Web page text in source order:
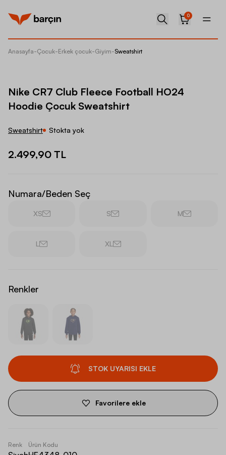
0
Anasayfa-Çocuk-Erkek çocuk-Giyim-Sweatshirt
Nike CR7 Club Fleece Football HO24
Hoodie Çocuk Sweatshirt
Sweatshirt Stokta yok
2.499,90 TL
Numara/Beden Seç
XS S M
L XL
Renkler
STOK UYARISI EKLE
Favorilere ekle
Renk Ürün Kodu